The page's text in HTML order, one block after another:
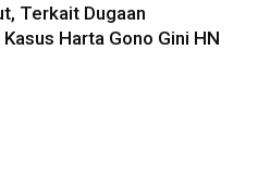
Terkait Dugaan
Harta Gono Gini HN